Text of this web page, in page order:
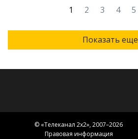
1 2 3 4 5
Показать еще
© «Телеканал 2x2», 2007–2026
Правовая информация